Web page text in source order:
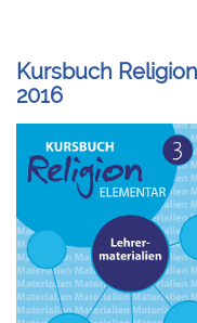
Kursbuch
2016